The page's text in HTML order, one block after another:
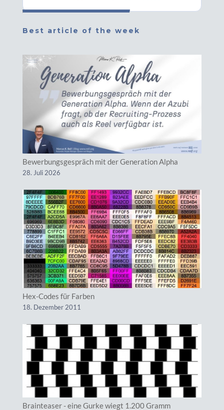
Best article of the week
Bewerbungsgespräch mit der Generation Alpha
28. Juli 2026
Hex-Codes für Farben
18. Dezember 2011
Brainteaser - eine Gurke wiegt 1.200 Gramm